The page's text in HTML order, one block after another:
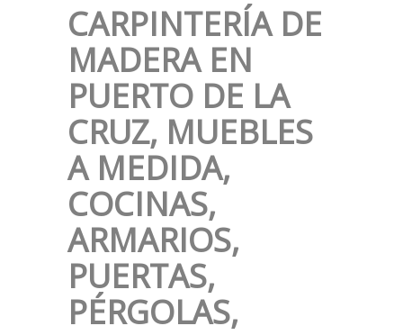
CARPINTERÍA DE
MADERA EN
PUERTO DE LA
CRUZ, MUEBLES
A MEDIDA,
COCINAS,
ARMARIOS,
PUERTAS,
PÉRGOLAS,